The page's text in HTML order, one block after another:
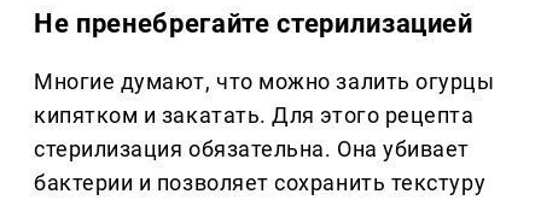
Не пренебрегайте стерилизацией
Многие думают, что можно залить огурцы
кипятком и закатать. Для этого рецепта
стерилизация обязательна. Она убивает
бактерии и позволяет сохранить текстуру